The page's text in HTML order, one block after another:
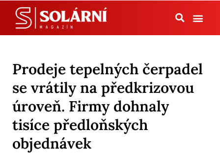
Prodeje tepelných čerpadel
se vrátily na předkrizovou
úroveň. Firmy dohnaly
tisíce předloňských
objednávek